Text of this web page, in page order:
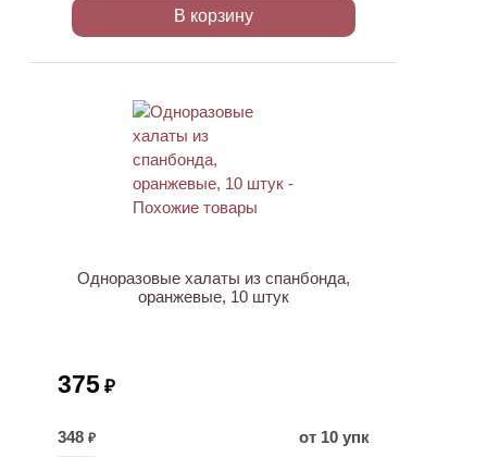
В корзину
Одноразовые халаты из спанбонда,
оранжевые, 10 штук
375 ₽
348 ₽ от 10 упк